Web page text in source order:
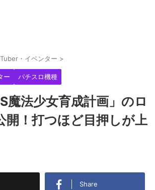
・イベンター >
ー パチスロ機種
S魔法少女育成計画」のロ
開！打つほど目押しが上
Share